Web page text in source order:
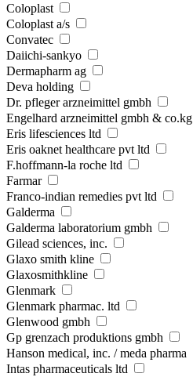
Coloplast
Coloplast a/s
Convatec
Daiichi-sankyo
Dermapharm ag
Deva holding
Dr. pfleger arzneimittel gmbh
Engelhard arzneimittel gmbh & co.kg
Eris lifesciences ltd
Eris oaknet healthcare pvt ltd
F.hoffmann-la roche ltd
Farmar
Franco-indian remedies pvt ltd
Galderma
Galderma laboratorium gmbh
Gilead sciences, inc.
Glaxo smith kline
Glaxosmithkline
Glenmark
Glenmark pharmac. ltd
Glenwood gmbh
Gp grenzach produktions gmbh
Hanson medical, inc. / meda pharma
Intas pharmaceuticals ltd